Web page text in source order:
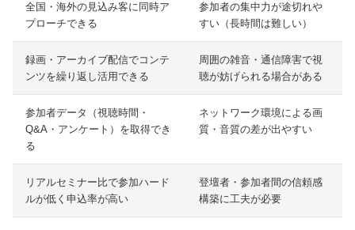
全国・海外の見込み客に同時ア
プローチできる
参加者の集中力が途切れや
すい（長時間は難しい）
録画・アーカイブ配信でコンテ
ンツを繰り返し活用できる
周囲の雑音・通信障害で視
聴が妨げられる場合がある
参加者データ（視聴時間・
Q&A・アンケート）を取得でき
る
ネットワーク環境による画
質・音質の差が出やすい
リアルセミナー比で参加ハード
ルが低く申込率が高い
登壇者・参加者間の信頼感
構築に工夫が必要